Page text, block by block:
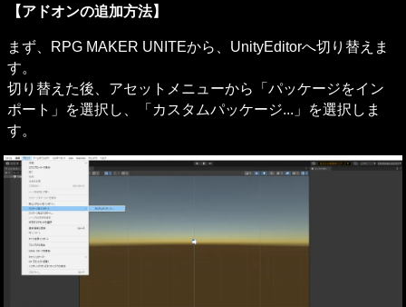
【アドオンの追加方法】
まず、RPG MAKER UNITEから、UnityEditorへ切り替えま
す。
切り替えた後、アセットメニューから「パッケージをイン
ポート」を選択し、「カスタムパッケージ...」を選択しま
す。